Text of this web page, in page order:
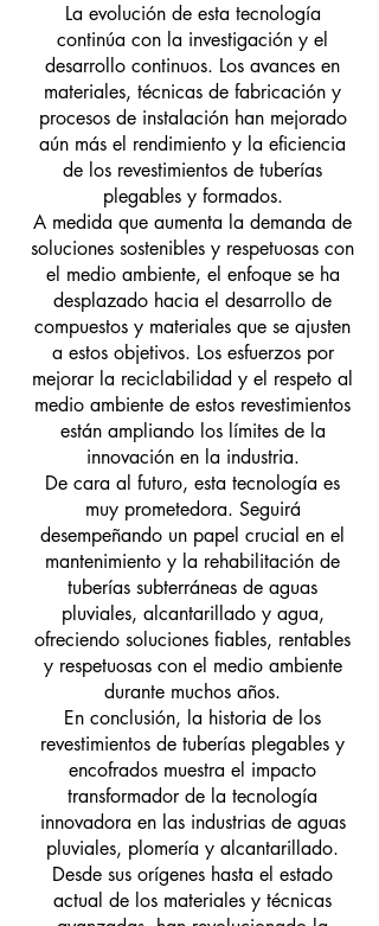
La evolución de esta tecnología
continúa con la investigación y el
desarrollo continuos. Los avances en
materiales, técnicas de fabricación y
procesos de instalación han mejorado
aún más el rendimiento y la eficiencia
de los revestimientos de tuberías
plegables y formados.
A medida que aumenta la demanda de
soluciones sostenibles y respetuosas con
el medio ambiente, el enfoque se ha
desplazado hacia el desarrollo de
compuestos y materiales que se ajusten
a estos objetivos. Los esfuerzos por
mejorar la reciclabilidad y el respeto al
medio ambiente de estos revestimientos
están ampliando los límites de la
innovación en la industria.
De cara al futuro, esta tecnología es
muy prometedora. Seguirá
desempeñando un papel crucial en el
mantenimiento y la rehabilitación de
tuberías subterráneas de aguas
pluviales, alcantarillado y agua,
ofreciendo soluciones fiables, rentables
y respetuosas con el medio ambiente
durante muchos años.
En conclusión, la historia de los
revestimientos de tuberías plegables y
encofrados muestra el impacto
transformador de la tecnología
innovadora en las industrias de aguas
pluviales, plomería y alcantarillado.
Desde sus orígenes hasta el estado
actual de los materiales y técnicas